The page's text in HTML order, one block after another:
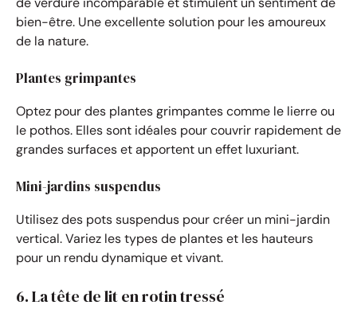
bien-être. Une excellente solution pour les amoureux
de la nature.
Plantes grimpantes
Optez pour des plantes grimpantes comme le lierre ou
le pothos. Elles sont idéales pour couvrir rapidement de
grandes surfaces et apportent un effet luxuriant.
Mini-jardins suspendus
Utilisez des pots suspendus pour créer un mini-jardin
vertical. Variez les types de plantes et les hauteurs
pour un rendu dynamique et vivant.
6. La tête de lit en rotin tressé